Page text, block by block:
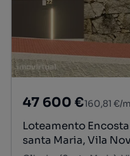
47 600 €160,81 €/
Loteamento
santa Maria, Vila